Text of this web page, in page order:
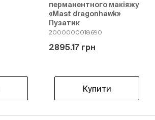
перманентного макіяжу
«Mast dragonhawk»
Пузатик
2000000018690
2895.17 грн
Купити